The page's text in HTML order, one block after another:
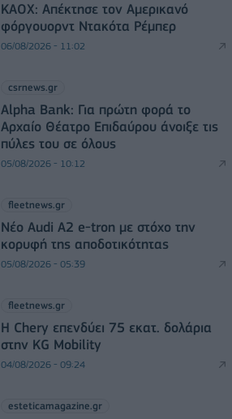
ΚΑΟΧ: Απέκτησε τον Αμερικανό
φόργουορντ Ντακότα Ρέμπερ
06/08/2026 - 11:02
csrnews.gr
Alpha Bank: Για πρώτη φορά το
Αρχαίο Θέατρο Επιδαύρου άνοιξε τις
πύλες του σε όλους
05/08/2026 - 10:12
fleetnews.gr
Νέο Audi A2 e-tron με στόχο την
κορυφή της αποδοτικότητας
05/08/2026 - 05:39
fleetnews.gr
Η Chery επενδύει 75 εκατ. δολάρια
στην KG Mobility
04/08/2026 - 09:24
esteticamagazine.gr